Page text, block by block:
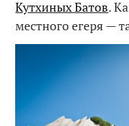
Кутхиных Батов.
местного егеря —